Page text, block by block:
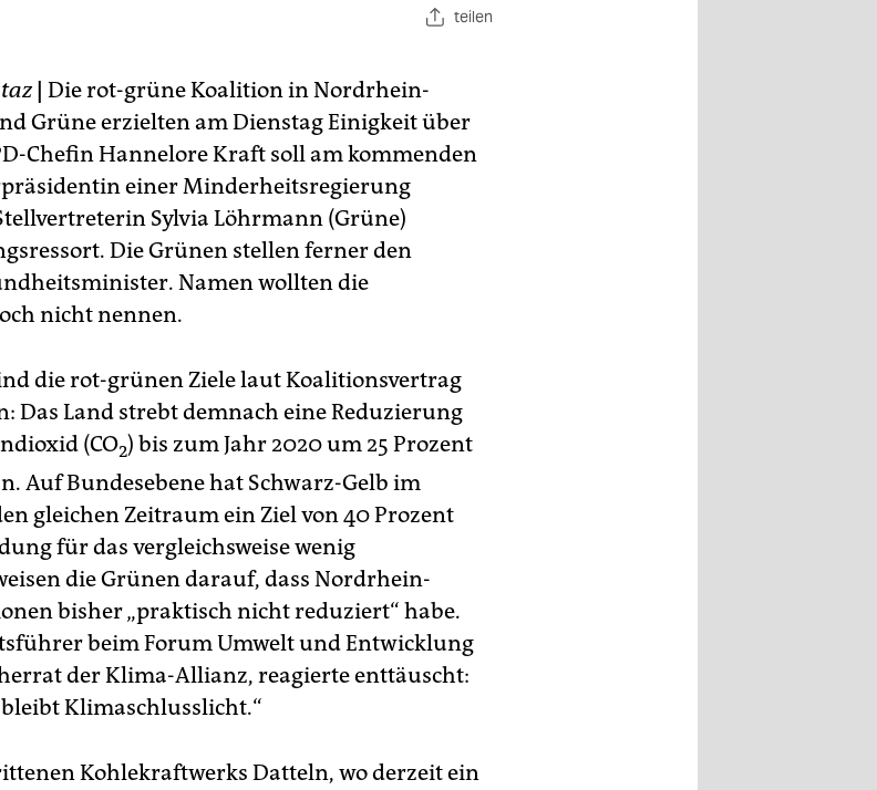
teilen
taz | Die rot-grüne Koalition in Nordrhein-
Grüne erzielten am Dienstag Einigkeit über
Chefin Hannelore Kraft soll am kommenden
einer Minderheitsregierung
Sylvia Löhrmann (Grüne)
Die Grünen stellen ferner den
Namen wollten die
nicht nennen.
die rot-grünen Ziele laut Koalitionsvertrag
Das Land strebt demnach eine Reduzierung
(CO2) bis zum Jahr 2020 um 25 Prozent
Auf Bundesebene hat Schwarz-Gelb im
gleichen Zeitraum ein Ziel von 40 Prozent
für das vergleichsweise wenig
die Grünen darauf, dass Nordrhein-
bisher „praktisch nicht reduziert“ habe.
beim Forum Umwelt und Entwicklung
der Klima-Allianz, reagierte enttäuscht:
bleibt Klimaschlusslicht.“
Kohlekraftwerks Datteln, wo derzeit ein